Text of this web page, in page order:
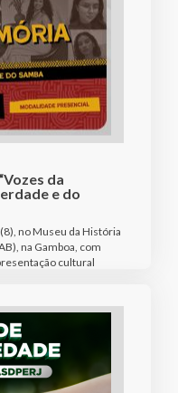
da
e do
no Museu da História
na Gamboa, com
cultural